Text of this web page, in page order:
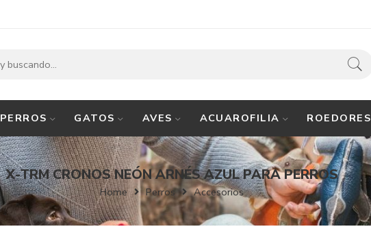
PERROS GATOS AVES ACUAROFILIA ROEDORES
X-TRM CRONOS NEÓN ARNÉS AZUL PARA PERROS
Home Perros Accesorios